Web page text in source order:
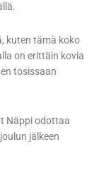
kuten tämä koko
on erittäin kovia
tosissaan
Näppi odottaa
jälkeen